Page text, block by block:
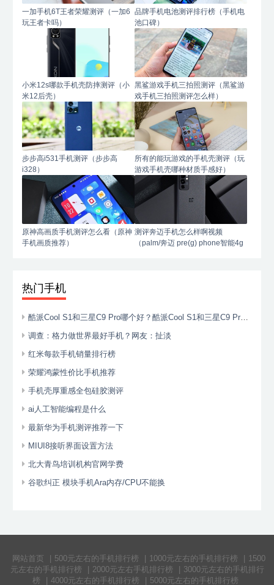
一加手机6T王者荣耀测评（一加6
玩王者卡吗）
品牌手机电池测评排行榜（手机电
池口碑）
小米12s哪款手机壳防摔测评（小
米12后壳）
黑鲨游戏手机三拍照测评（黑鲨游
戏手机三拍照测评怎么样）
步步高i531手机测评（步步高
i328）
所有的能玩游戏的手机壳测评（玩
游戏手机壳哪种材质手感好）
原神高画质手机测评怎么看（原神
手机画质推荐）
测评奔迈手机怎么样啊视频
（palm/奔迈 pre(g) phone智能4g
热门手机
酷派Cool S1和三星C9 Pro哪个好？酷派Cool S1和三星C9 Pro区别对
调查：格力做世界最好手机？网友：扯淡
红米每款手机销量排行榜
荣耀鸿蒙性价比手机推荐
手机壳厚重感全包硅胶测评
ai人工智能编程是什么
最新华为手机测评推荐一下
MIUI8接听界面设置方法
北大青鸟培训机构官网学费
谷歌纠正 模块手机Ara内存/CPU不能换
网站首页 500元左右的手机排行榜 1000元左右的手机排行榜
1500
元左右的手机排行榜
2000元左右手机排行榜
3000元左右的手机排行
榜
4000元左右的手机排行榜 5000元左右的手机排行榜